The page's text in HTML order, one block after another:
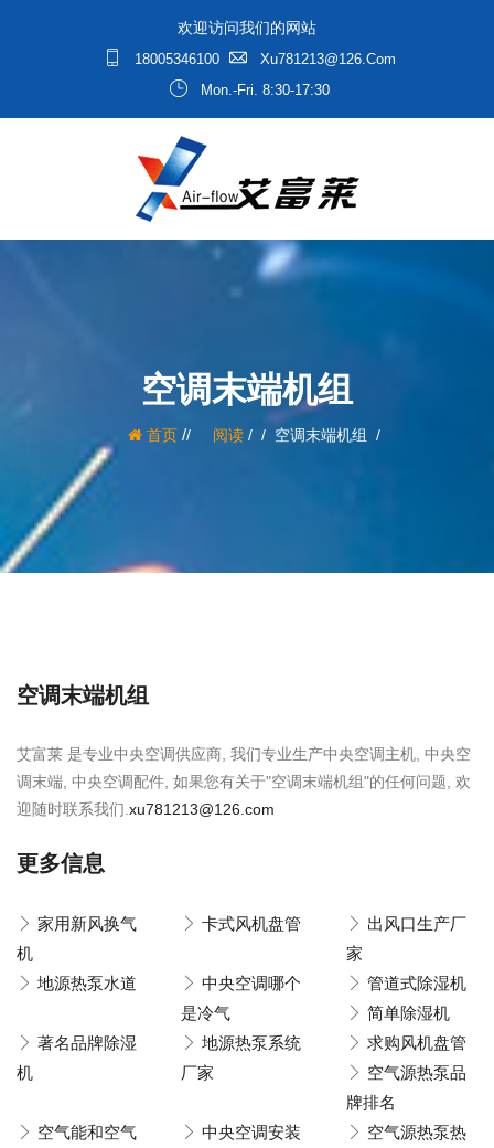
欢迎访问我们的网站
18005346100
Xu781213@126.com
Mon.-Fri. 8:30-17:30
空调末端机组
首页/ 阅读/ 空调末端机组
空调末端机组
艾富莱 是专业中央空调供应商, 我们专业生产中央空调主机, 中央空
调末端, 中央空调配件, 如果您有关于"空调末端机组"的任何问题, 欢
迎随时联系我们. xu781213@126.com
更多信息
家用新风换气
机
卡式风机盘管
出风口生产厂
家
地源热泵水道
中央空调哪个
是冷气
管道式除湿机
简单除湿机
著名品牌除湿
机
地源热泵系统
厂家
求购风机盘管
空气源热泵品
牌排名
空气能和空气
中央空调安装
空气源热泵热